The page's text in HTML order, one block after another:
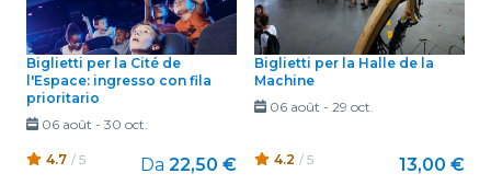
Biglietti per la Cité de
l'Espace: ingresso con fila
prioritario
06 août - 30 oct.
4.7 / 5 Da 22,50 €
Biglietti per la Halle de la
Machine
06 août - 29 oct.
4.2 / 5 13,00 €